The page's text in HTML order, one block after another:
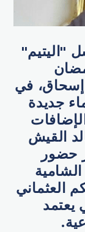
"اليتيم"
إسحاق، في
جديدة
القيش
حضور
العثماني